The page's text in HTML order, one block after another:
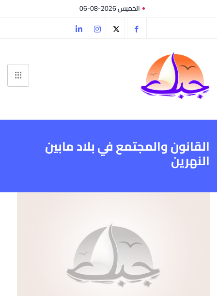
الخميس 2026-08-06
القانون والمجتمع في بلاد مابين
النهرين